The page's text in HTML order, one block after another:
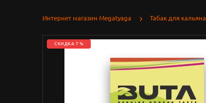
Интернет магазин Megatyaga Табак для кальяна
СКИДКА 7 %